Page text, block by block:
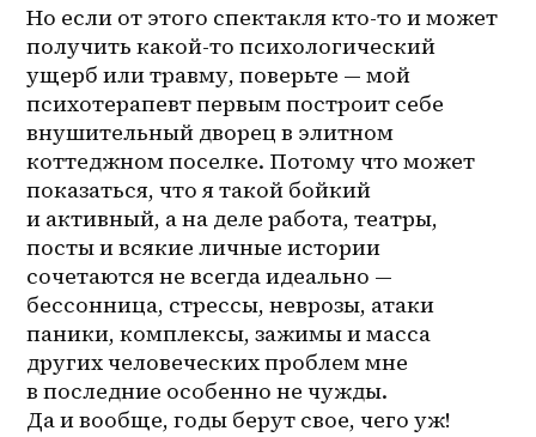
Но если от этого спектакля кто-то и может
получить какой-то психологический
ущерб или травму, поверьте — мой
психотерапевт первым построит себе
внушительный дворец в элитном
коттеджном поселке. Потому что может
показаться, что я такой бойкий
и активный, а на деле работа, театры,
посты и всякие личные истории
сочетаются не всегда идеально —
бессонница, стрессы, неврозы, атаки
паники, комплексы, зажимы и масса
других человеческих проблем мне
в последние особенно не чужды.
Да и вообще, годы берут свое, чего уж!